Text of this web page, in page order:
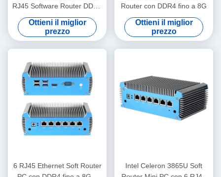
RJ45 Software Router DDR4
con doppio schermo
Ottieni il miglior
prezzo
Router con DDR4 fino a 8G
Ottieni il miglior
prezzo
6 RJ45 Ethernet Soft Router
Intel Celeron 3865U Soft